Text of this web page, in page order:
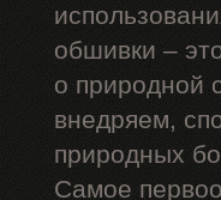
обшивки –
о природной
внедряем,
природных
Самое